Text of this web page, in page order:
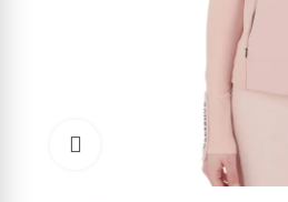
Click to enlarge